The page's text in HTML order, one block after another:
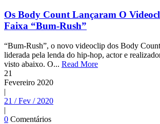
Os Body Count Lançaram O
Faixa “Bum-Rush”
“Bum-Rush”, o novo videoclip dos Body
liderada pela lenda do hip-hop, actor e
visto abaixo. O... Read More
21
Fevereiro 2020
|
21 / Fev / 2020
|
0 Comentários